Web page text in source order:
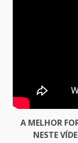
A MELHOR
NESTE